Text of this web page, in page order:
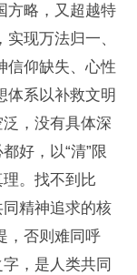
方略，又超越特
现万法归一、
信仰缺失、心性
体系以补救文明
泛，没有具体深
好，以“清”限
理。找不到比
同精神追求的核
，否则难同呼
，是人类共同